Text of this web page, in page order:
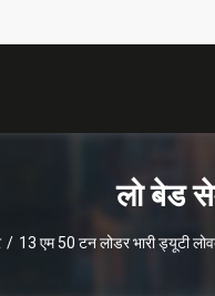
लो बेड
/ 13 एम 50 टन लोडर भारी ड्यूटी